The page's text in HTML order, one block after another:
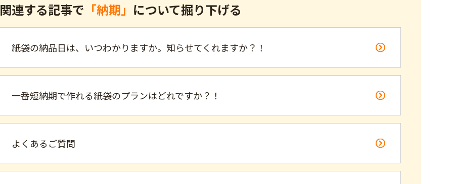
関連する記事で 「納期」 について掘り下げる
紙袋の納品日は、いつわかりますか。知らせてくれますか？！
一番短納期で作れる紙袋のプランはどれですか？！
よくあるご質問